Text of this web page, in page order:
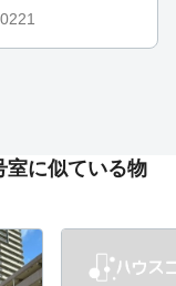
に似ている物